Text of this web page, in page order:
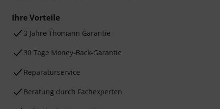
Ihre Vorteile
3 Jahre Thomann Garantie
30 Tage Money-Back-Garantie
Reparaturservice
Beratung durch Fachexperten